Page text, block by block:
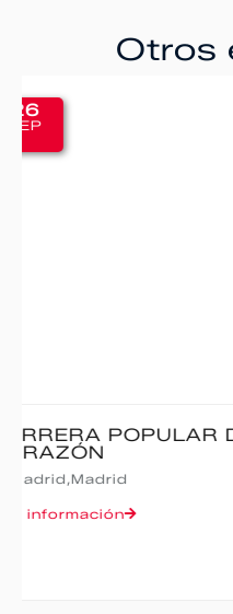
Otros
IBERCAJA
MADRID – 10K
Madrid,
Más información